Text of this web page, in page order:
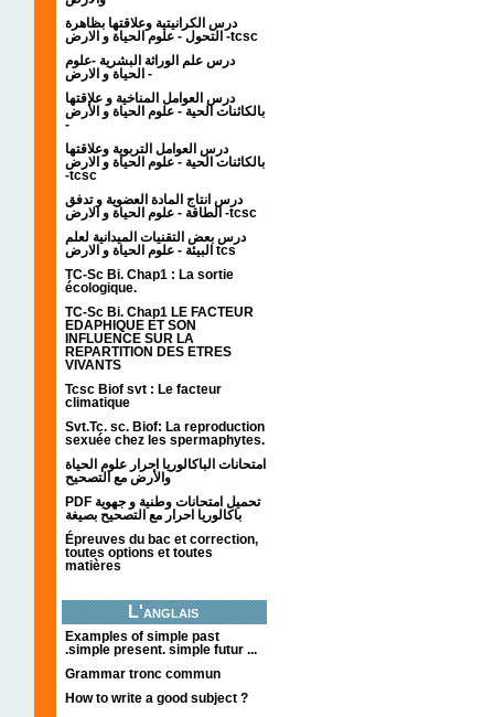
درس الكرانيتية وعلاقتها بظاهرة
التحول - علوم الحياة و الارض -tcsc
درس علم الوراثة البشرية -علوم
الحياة و الارض -
درس العوامل المناخية و علاقتها
بالكائنات الحية - علوم الحياة و الأرض
-
درس العوامل التربوية وعلاقتها
بالكائنات الحية - علوم الحياة و الارض
-tcsc
درس انتاج المادة العضوية و تدفق
الطاقة - علوم الحياة و الارض -tcsc
درس بعض التقنيات الميدانية لعلم
البيئة - علوم الحياة و الارض tcs
TC-Sc Bi. Chap1 : La sortie
écologique.
TC-Sc Bi. Chap1 LE FACTEUR
EDAPHIQUE ET SON
INFLUENCE SUR LA
REPARTITION DES ETRES
VIVANTS
Tcsc Biof svt : Le facteur
climatique
Svt.Tc. sc. Biof: La reproduction
sexuée chez les spermaphytes.
امتحانات الباكالوريا احرار علوم الحياة
والأرض مع التصحيح
PDF تحميل امتحانات وطنية و جهوية
باكالوريا احرار مع التصحيح بصيغة
Épreuves du bac et correction,
toutes options et toutes
matières
L'anglais
Examples of simple past
.simple present. simple futur ...
Grammar tronc commun
How to write a good subject ?